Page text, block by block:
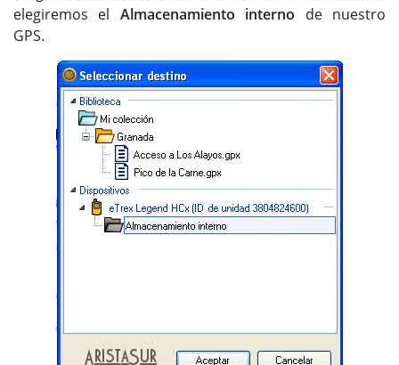
elegiremos el Almacenamiento interno de nuestro
GPS.